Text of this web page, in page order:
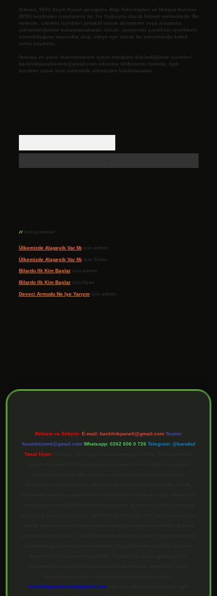
Sitemiz, 5651 Sayılı Kanun gereğince Bilgi Teknolojileri ve İletişim Kurumu
(BTK) tarafından onaylanmış bir Yer Sağlayıcı olarak hizmet vermektedir. Bu
nedenle, sitedeki içerikleri proaktif olarak denetleme veya araştırma
yükümlülüğümüz bulunmamaktadır. Ancak, üyelerimiz yazdıkları içeriklerin
sorumluluğunu taşımakta olup, siteye üye olarak bu sorumluluğu kabul
etmiş sayılırlar.
Hukuka ve yasal düzenlemelere aykırı olduğunu düşündüğünüz içerikleri,
backlinkpanelicomtr@gmail.com adresine bildirmeniz halinde, ilgili
içerikler yasal süre içerisinde sitemizden kaldırılacaktır.
Son yorumlar
Ülkemizde Alageyik Var Mı için admin
Ülkemizde Alageyik Var Mı için Sinan
Bilardo Ilk Kim Başlariçin admin
Bilardo Ilk Kim Başlariçin Uçan
Deveci Armudu Ne Işe Yarıyoriçin admin
Reklam ve İletişim: E-mail: backlinkpaneli@gmail.com Teams:
forumhizmeti@gmail.com Whatsapp: 0262 606 0 726 Telegram: @karabul
Yasal Uyarı:
backlinkpanelicomtr@gmail.com